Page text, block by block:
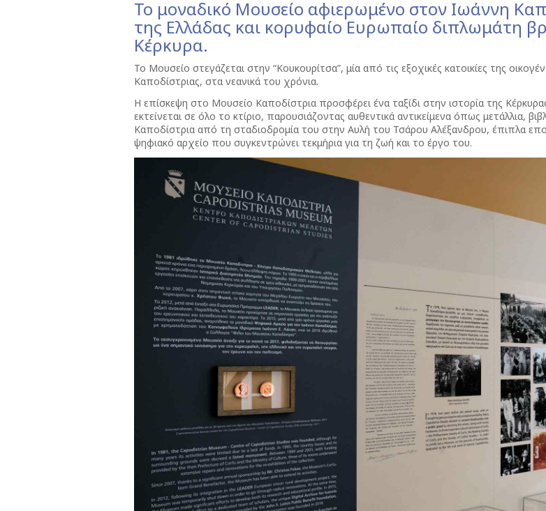
Το μοναδικό Mουσείο αφιερωμένο στον Ιωάννη
της Ελλάδας και κορυφαίο Ευρωπαίο διπλωμάτη
Κέρκυρα.
Το Μουσείο στεγάζεται στην “Κουκουρίτσα”, μία από τις εξοχικές κατοικίες της
Καποδίστριας, στα νεανικά του χρόνια.
Η επίσκεψη στο Μουσείο Καποδίστρια προσφέρει ένα ταξίδι στην ιστορία της
εκτείνεται σε όλο το κτίριο, παρουσιάζοντας αυθεντικά αντικείμενα όπως μετάλλια,
Καποδίστρια από τη σταδιοδρομία του στην Αυλή του Τσάρου Αλέξανδρου, έπιπλα
ψηφιακό αρχείο που συγκεντρώνει τεκμήρια για τη ζωή και το έργο του.